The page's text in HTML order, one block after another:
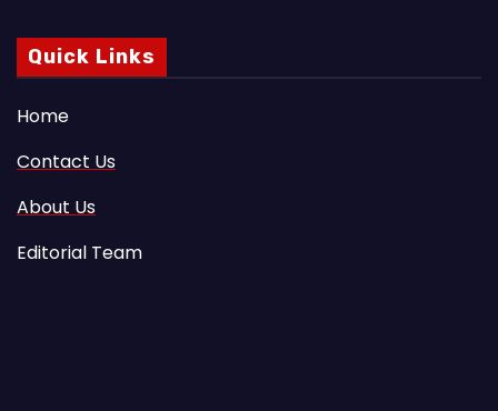
Quick Links
Home
Contact Us
About Us
Editorial Team